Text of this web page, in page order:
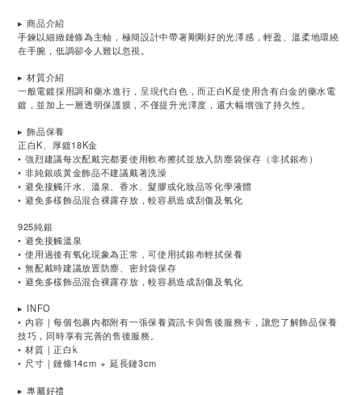
▸ 商品介紹
手鍊以細緻鏈條為主軸，極簡設計中帶著剛剛好的光澤感，輕盈、溫柔地環繞
在手腕，低調卻令人難以忽視。
▸材質介紹
一般電鍍採用調和藥水進行，呈現代白色，而正白K是使用含有白金的藥水電
鍍，並加上一層透明保護膜，不僅提升光澤度，還大幅增強了持久性。
▸飾品保養
正白K、厚鍍18K金
•強烈建議每次配戴完都要使用軟布擦拭並放入防塵袋保存（非拭銀布）
•非純銀或黃金飾品不建議戴著洗澡
•避免接觸汗水、溫泉、香水、髮膠或化妝品等化學液體
•避免多樣飾品混合裸露存放，較容易造成刮傷及氧化
925純銀
•避免接觸溫泉
•使用過後有氧化現象為正常，可使用拭銀布輕拭保養
•無配戴時建議放置防塵、密封袋保存
•避免多樣飾品混合裸露存放，較容易造成刮傷及氧化
▸ INFO
• 內容｜每個包裹內都附有一張保養資訊卡與售後服務卡，讓您了解飾品保養
技巧，同時享有完善的售後服務。
• 材質｜正白k
• 尺寸｜鏈條14cm + 延長鏈3cm
▸專屬好禮